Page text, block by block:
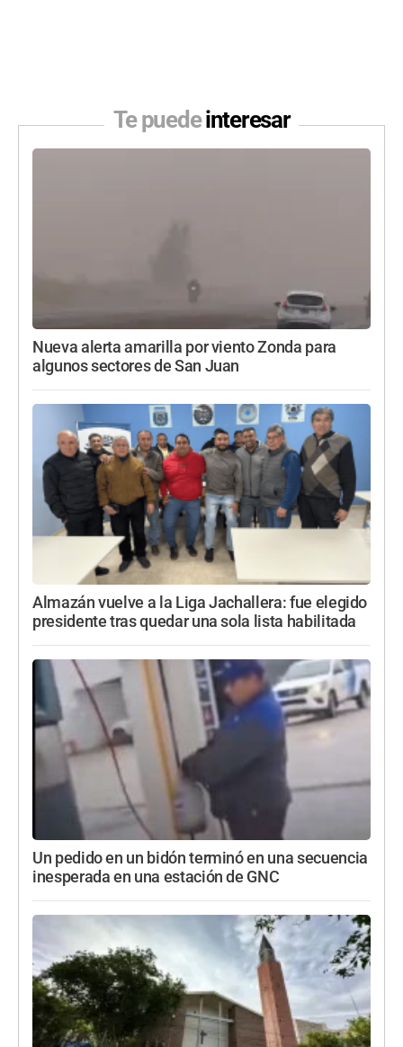
Te puedeinteresar
Nueva alerta amarilla por viento Zonda para
algunos sectores de San Juan
Almazán vuelve a la Liga Jachallera: fue elegido
presidente tras quedar una sola lista habilitada
Un pedido en un bidón terminó en una secuencia
inesperada en una estación de GNC